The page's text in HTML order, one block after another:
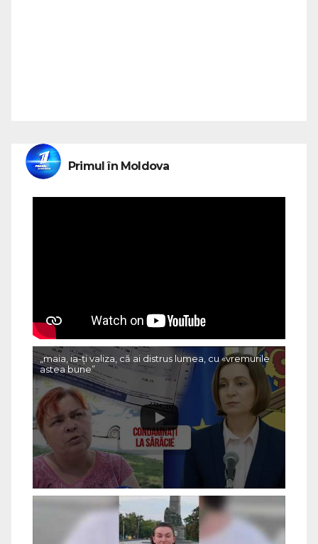
Primul în Moldova
„maia, ia-ți valiza, că ai distrus lumea, cu «vremurile
astea bune”